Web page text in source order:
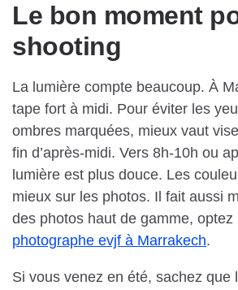
Le bon moment
shooting
La lumière compte beaucoup. À
tape fort à midi. Pour éviter les
ombres marquées, mieux vaut
fin d’après-midi. Vers 8h-10h ou
lumière est plus douce. Les
mieux sur les photos. Il fait aussi
des photos haut de gamme, optez
photographe evjf à Marrakech.
Si vous venez en été, sachez que